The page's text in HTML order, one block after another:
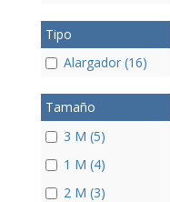
Tipo
Alargador (16)
Tamaño
3 M (5)
1 M (4)
2 M (3)